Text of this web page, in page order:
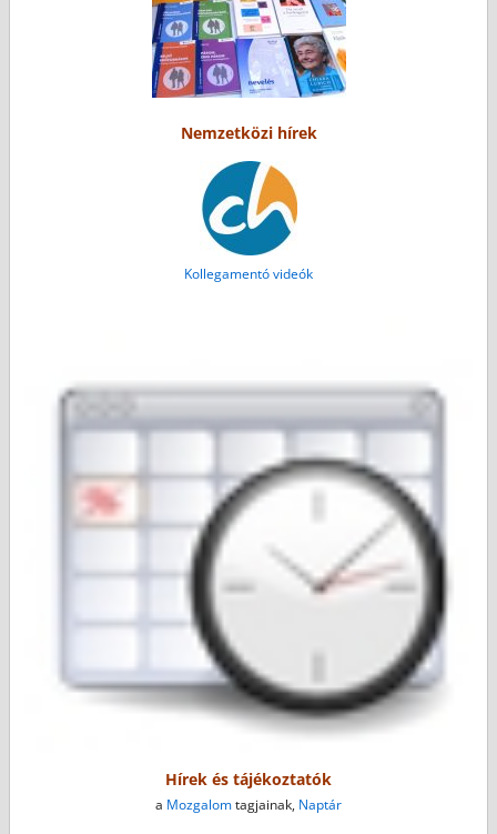
Nemzetközi hírek
Kollegamentó videók
Hírek és tájékoztatók
a Mozgalomtagjainak, Naptár